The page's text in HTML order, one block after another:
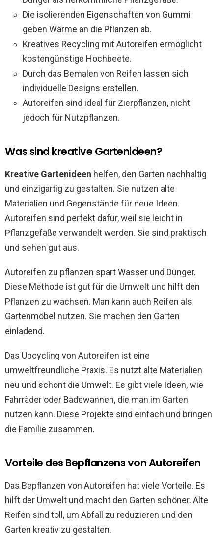
Die isolierenden Eigenschaften von Gummi
geben Wärme an die Pflanzen ab.
Kreatives Recycling mit Autoreifen ermöglicht
kostengünstige Hochbeete.
Durch das Bemalen von Reifen lassen sich
individuelle Designs erstellen.
Autoreifen sind ideal für Zierpflanzen, nicht
jedoch für Nutzpflanzen.
Was sind kreative Gartenideen?
Kreative Gartenideen helfen, den Garten nachhaltig
und einzigartig zu gestalten. Sie nutzen alte
Materialien und Gegenstände für neue Ideen.
Autoreifen sind perfekt dafür, weil sie leicht in
Pflanzgefäße verwandelt werden. Sie sind praktisch
und sehen gut aus.
Autoreifen zu pflanzen spart Wasser und Dünger.
Diese Methode ist gut für die Umwelt und hilft den
Pflanzen zu wachsen. Man kann auch Reifen als
Gartenmöbel nutzen. Sie machen den Garten
einladend.
Das Upcycling von Autoreifen ist eine
umweltfreundliche Praxis. Es nutzt alte Materialien
neu und schont die Umwelt. Es gibt viele Ideen, wie
Fahrräder oder Badewannen, die man im Garten
nutzen kann. Diese Projekte sind einfach und bringen
die Familie zusammen.
Vorteile des Bepflanzens von Autoreifen
Das Bepflanzen von Autoreifen hat viele Vorteile. Es
hilft der Umwelt und macht den Garten schöner. Alte
Reifen sind toll, um Abfall zu reduzieren und den
Garten kreativ zu gestalten.